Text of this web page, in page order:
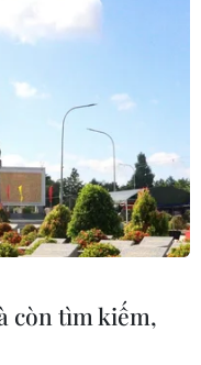
còn tìm kiếm,